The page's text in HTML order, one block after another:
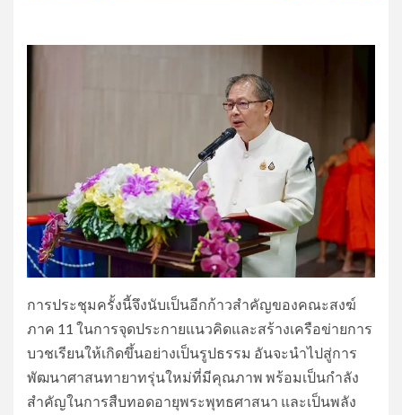
การประชุมครั้งนี้จึงนับเป็นอีกก้าวสำคัญของคณะสงฆ์
ภาค 11 ในการจุดประกายแนวคิดและสร้างเครือข่ายการ
บวชเรียนให้เกิดขึ้นอย่างเป็นรูปธรรม อันจะนำไปสู่การ
พัฒนาศาสนทายาทรุ่นใหม่ที่มีคุณภาพ พร้อมเป็นกำลัง
สำคัญในการสืบทอดอายุพระพุทธศาสนา และเป็นพลัง